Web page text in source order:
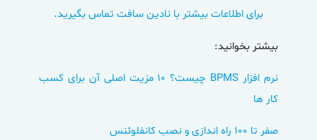
برای اطلاعات بیشتر با نادین سافت تماس بگیرید.
بیشتر بخوانید:
نرم افزار BPMS چیست؟ 10 مزیت اصلی آن برای کسب
کار ها
صفر تا ۱۰۰ راه اندازی و نصب کانفلوئنس